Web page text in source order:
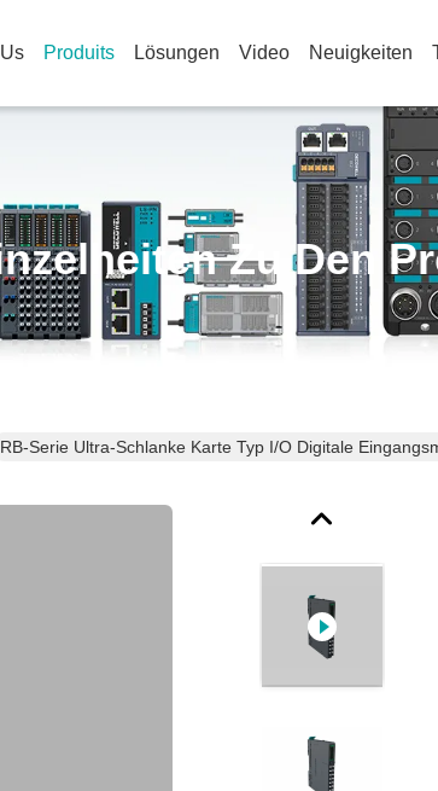
Produits Lösungen Video Neuigkeiten
Zu Den
RB-Serie Ultra-Schlanke Karte Typ I/O Digitale